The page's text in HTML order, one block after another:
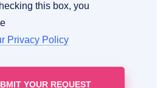
this box, you
Privacy Policy